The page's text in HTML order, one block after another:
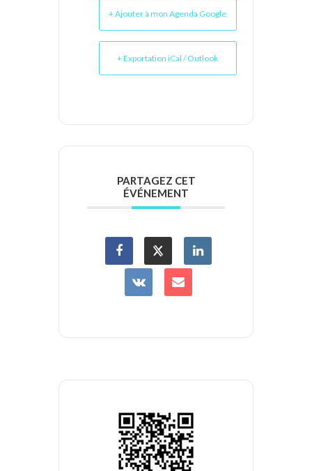
+ Ajouter à mon Agenda Google
+ Exportation iCal / Outlook
PARTAGEZ CET
ÉVÉNEMENT